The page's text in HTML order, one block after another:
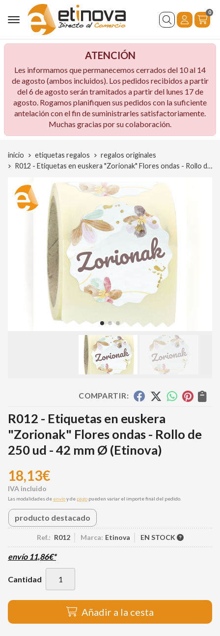
Buscar
0
ATENCIÓN
Les informamos que permanecemos cerrados del 10 al 14
de agosto (ambos incluidos). Los pedidos recibidos a partir
del 6 de agosto serán tramitados a partir del lunes 17 de
agosto. Rogamos planifiquen sus pedidos con la suficiente
antelación con el fin de suministrarles satisfactoriamente.
Muchas gracias por su colaboración.
inicio etiquetas regalos
regalos originales
R012 - Etiquetas en euskera "Zorionak" Flores ondas - Rollo de 250 ud - 42 mm Ø
COMPARTIR:
R012 - Etiquetas en euskera
"Zorionak" Flores ondas - Rollo de
250 ud - 42 mm Ø (Etinova)
18,13€
Las modalidades de envíoy de pago pueden variar el importe final del pedido.
producto destacado
Ref.: R012 Marca: Etinova EN STOCK
envío 11,86€*
Cantidad
Añadir a la cesta